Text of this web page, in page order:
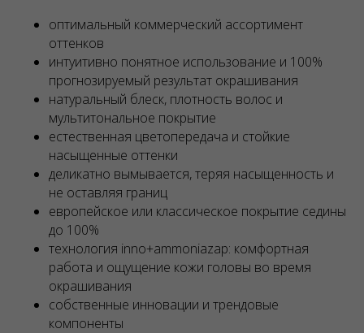
оптимальный коммерческий ассортимент
оттенков
интуитивно понятное использование и 100%
прогнозируемый результат окрашивания
натуральный блеск, плотность волос и
мультитональное покрытие
естественная цветопередача и стойкие
насыщенные оттенки
деликатно вымывается, теряя насыщенность и
не оставляя границ
европейское или классическое покрытие седины
до 100%
технология inno+ammoniazap: комфортная
работа и ощущение кожи головы во время
окрашивания
собственные инновации и трендовые
компоненты